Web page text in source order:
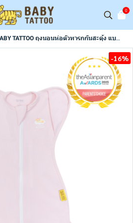
0
TATTOO ถุงนอนห่อตัวทารกกันสะดุ้ง แบบกระดุมแป๊ก Full Open ถุงนอนกันสะดุ้ง (แถมฟรีถุงถนอมผ้า)
-16%